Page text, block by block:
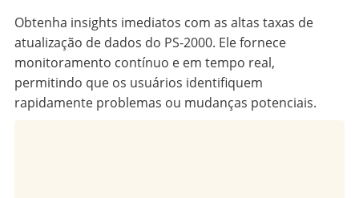
Obtenha insights imediatos com as altas taxas de
atualização de dados do PS-2000. Ele fornece
monitoramento contínuo e em tempo real,
permitindo que os usuários identifiquem
rapidamente problemas ou mudanças potenciais.